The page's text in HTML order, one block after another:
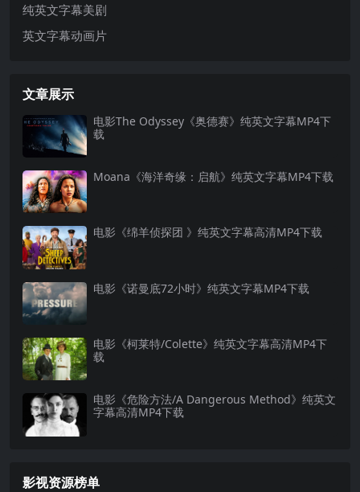
纯英文字幕美剧
英文字幕动画片
文章展示
电影The Odyssey《奥德赛》纯英文字幕MP4下
载
Moana《海洋奇缘：启航》纯英文字幕MP4下载
电影《绵羊侦探团 》纯英文字幕高清MP4下载
电影《诺曼底72小时》纯英文字幕MP4下载
电影《柯莱特/Colette》纯英文字幕高清MP4下
载
电影《危险方法/A Dangerous Method》纯英文
字幕高清MP4下载
影视资源榜单